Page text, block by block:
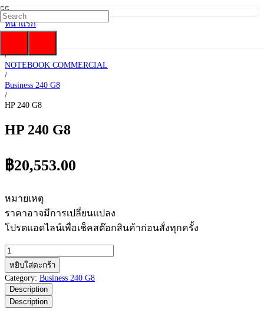
หน้าแรก
/
/
NOTEBOOK COMMERCIAL
/
Business 240 G8
/
HP 240 G8
HP 240 G8
฿20,553.00
หมายเหตุ
ราคาอาจมีการเปลี่ยนแปลง
โปรดแอดไลน์เพื่อเช็คสต๊อกสินค้าก่อนสั่งทุกครั้ง
จำนวน
HP
240
G8
ชิ้น
หยิบใส่ตะกร้า
Category: Business 240 G8
Description
Description